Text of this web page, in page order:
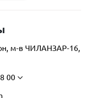
м-в ЧИЛАНЗАР-16,
00